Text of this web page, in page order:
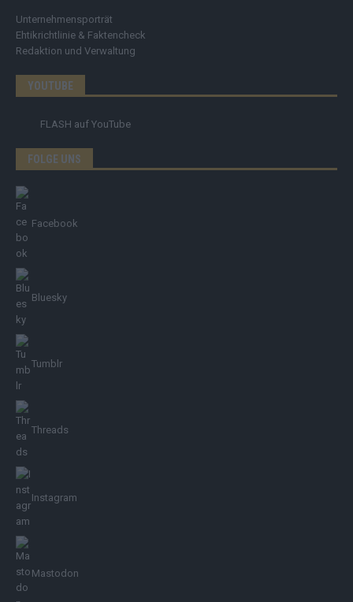
Unternehmensporträt
Ehtikrichtlinie & Faktencheck
Redaktion und Verwaltung
YOUTUBE
FLASH auf YouTube
FOLGE UNS
Facebook
Bluesky
Tumblr
Threads
Instagram
Mastodon